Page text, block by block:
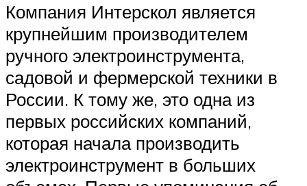
Компания Интерскол является
крупнейшим производителем
ручного электроинструмента,
садовой и фермерской техники в
России. К тому же, это одна из
первых российских компаний,
которая начала производить
электроинструмент в больших